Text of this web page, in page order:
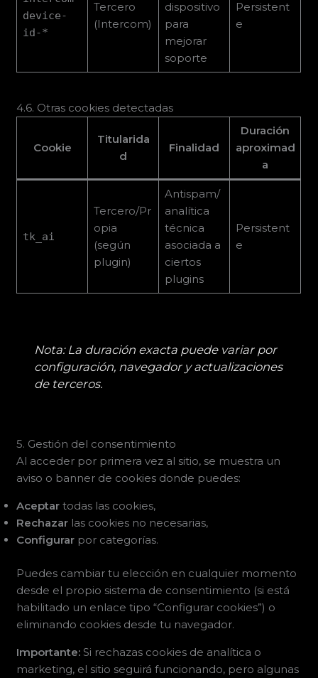
device-
id-*
Tercero
(Intercom)
dispositivo
para
mejorar
soporte
Persistent
e
4.6. Otras cookies detectadas
Cookie
Titularida
d
Finalidad
Duración
aproximad
a
tk_ai
Tercero/Pr
opia
(según
plugin)
Antispam/
analítica
técnica
asociada a
ciertos
plugins
Persistent
e
Nota: La duración exacta puede variar por
configuración, navegador y actualizaciones
de terceros.
5. Gestión del consentimiento
Al acceder por primera vez al sitio, se muestra un
aviso o banner de cookies donde puedes:
Aceptar todas las cookies,
Rechazar las cookies no necesarias,
Configurar por categorías.
Puedes cambiar tu elección en cualquier momento
desde el propio sistema de consentimiento (si está
habilitado un enlace tipo “Configurar cookies”) o
eliminando cookies desde tu navegador.
Importante: Si rechazas cookies de analítica o
marketing, el sitio seguirá funcionando, pero algunas